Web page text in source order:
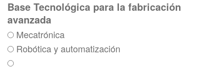
Base Tecnológica para la fabricación
avanzada
Mecatrónica
Robótica y automatización